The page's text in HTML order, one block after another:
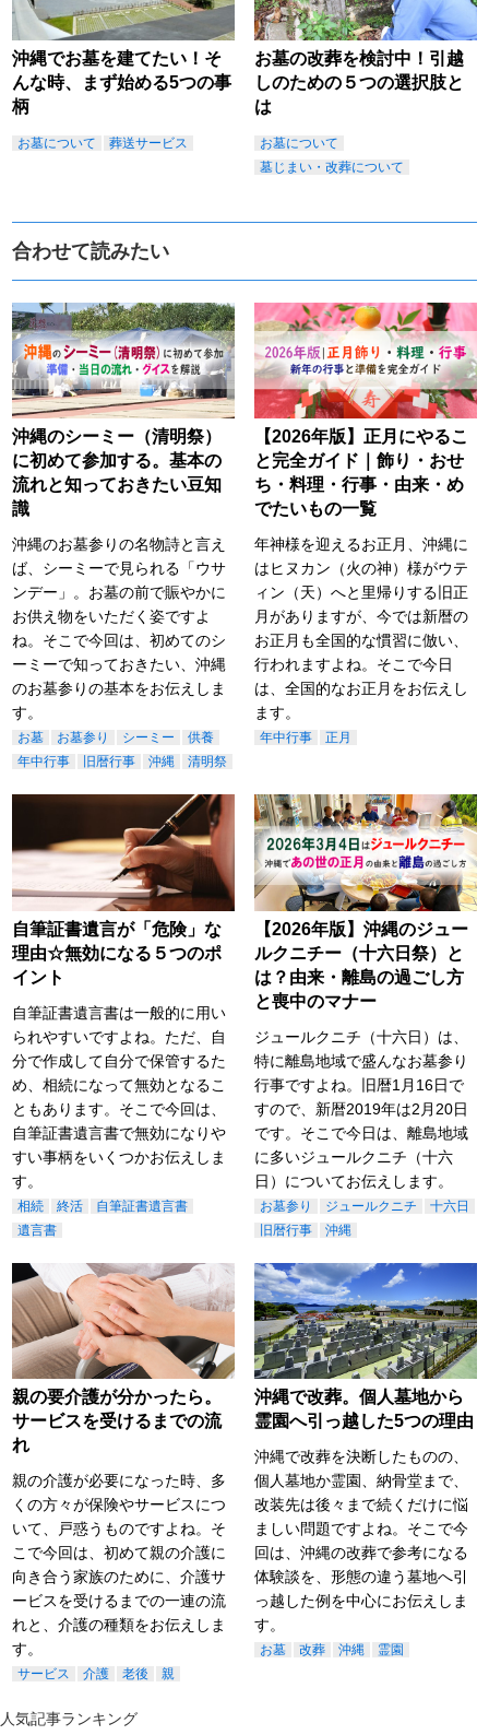
沖縄でお墓を建てたい！そ
んな時、まず始める5つの事
柄
お墓について 葬送サービス
お墓の改葬を検討中！引越
しのための５つの選択肢と
は
お墓について
墓じまい・改葬について
合わせて読みたい
沖縄のシーミー（清明祭）
に初めて参加する。基本の
流れと知っておきたい豆知
識
沖縄のお墓参りの名物詩と言え
ば、シーミーで見られる「ウサ
ンデー」。お墓の前で賑やかに
お供え物をいただく姿ですよ
ね。そこで今回は、初めてのシ
ーミーで知っておきたい、沖縄
のお墓参りの基本をお伝えしま
す。
お墓 お墓参り シーミー
供養
年中行事
旧暦行事 沖縄 清明祭
【2026年版】正月にやるこ
と完全ガイド｜飾り・おせ
ち・料理・行事・由来・め
でたいもの一覧
年神様を迎えるお正月、沖縄に
はヒヌカン（火の神）様がウテ
ィン（天）へと里帰りする旧正
月がありますが、今では新暦の
お正月も全国的な慣習に倣い、
行われますよね。そこで今日
は、全国的なお正月をお伝えし
ます。
年中行事 正月
自筆証書遺言が「危険」な
理由☆無効になる５つのポ
イント
自筆証書遺言書は一般的に用い
られやすいですよね。ただ、自
分で作成して自分で保管するた
め、相続になって無効となるこ
ともあります。そこで今回は、
自筆証書遺言書で無効になりや
すい事柄をいくつかお伝えしま
す。
相続 終活
自筆証書遺言書
遺言書
【2026年版】沖縄のジュー
ルクニチー（十六日祭）と
は？由来・離島の過ごし方
と喪中のマナー
ジュールクニチ（十六日）は、
特に離島地域で盛んなお墓参り
行事ですよね。旧暦1月16日で
すので、新暦2019年は2月20日
です。そこで今日は、離島地域
に多いジュールクニチ（十六
日）についてお伝えします。
お墓参り ジュールクニチ
十六日
旧暦行事
沖縄
親の要介護が分かったら。
サービスを受けるまでの流
れ
親の介護が必要になった時、多
くの方々が保険やサービスにつ
いて、戸惑うものですよね。そ
こで今回は、初めて親の介護に
向き合う家族のために、介護サ
ービスを受けるまでの一連の流
れと、介護の種類をお伝えしま
す。
サービス 介護 老後 親
沖縄で改葬。個人墓地から
霊園へ引っ越した5つの理由
沖縄で改葬を決断したものの、
個人墓地か霊園、納骨堂まで、
改装先は後々まで続くだけに悩
ましい問題ですよね。そこで今
回は、沖縄の改葬で参考になる
体験談を、形態の違う墓地へ引
っ越した例を中心にお伝えしま
す。
お墓 改葬 沖縄 霊園
人気記事ランキング